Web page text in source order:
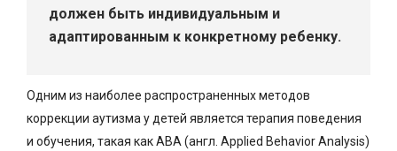
должен быть индивидуальным и
адаптированным к конкретному ребенку.
Одним из наиболее распространенных методов
коррекции аутизма у детей является терапия поведения
и обучения, такая как ABA (англ. Applied Behavior Analysis)